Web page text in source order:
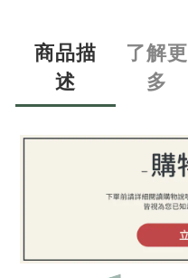
商品描
述
了解更
多